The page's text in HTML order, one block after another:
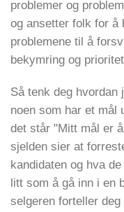
problemer og
og ansetter folk for å
problemene til å
bekymring og
Så tenk deg hvordan
noen som har et mål
det står "Mitt mål er
sjelden sier at
kandidaten og hva
litt som å gå inn i en
selgeren forteller